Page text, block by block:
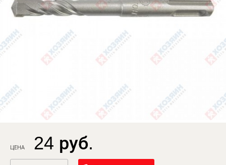
ЦЕНА 24 руб.